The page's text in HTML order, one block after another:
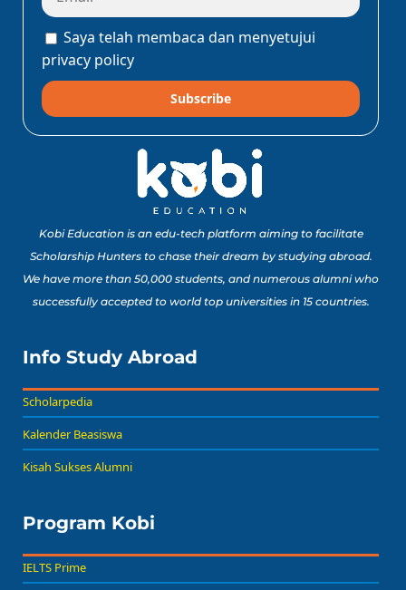
Saya telah membaca dan menyetujui
privacy policy
Subscribe
Kobi Education is an edu-tech platform aiming to facilitate
Scholarship Hunters to chase their dream by studying abroad.
We have more than 50,000 students, and numerous alumni who
successfully accepted to world top universities in 15 countries.
Info Study Abroad
Scholarpedia
Kalender Beasiswa
Kisah Sukses Alumni
Program Kobi
IELTS Prime